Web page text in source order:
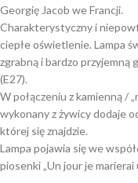
Georgię Jacob we Francji.
Charakterystyczny i
ciepłe oświetlenie. Lampa
zgrabną i bardzo przyjemną
(E27).
W połączeniu z kamienną /
wykonany z żywicy dodaje
której się znajdzie.
Lampa pojawia się we
piosenki „Un jour je marierai